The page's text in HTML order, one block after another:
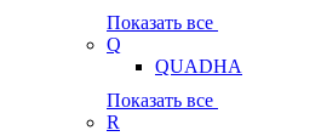
Показать все
Q
QUADHA
Показать все
R